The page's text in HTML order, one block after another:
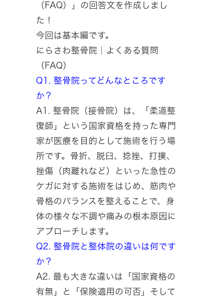
（FAQ）」の回答文を作成しまし
た！
今回は基本編です。
にらさわ整骨院｜よくある質問
（FAQ）
Q1. 整骨院ってどんなところです
か？
A1. 整骨院（接骨院）は、「柔道整
復師」という国家資格を持った専門
家が医療を目的として施術を行う場
所です。骨折、脱臼、捻挫、打撲、
挫傷（肉離れなど）といった急性の
ケガに対する施術をはじめ、筋肉や
骨格のバランスを整えることで、身
体の様々な不調や痛みの根本原因に
アプローチします。
Q2. 整骨院と整体院の違いは何です
か？
A2. 最も大きな違いは「国家資格の
有無」と「保険適用の可否」そして